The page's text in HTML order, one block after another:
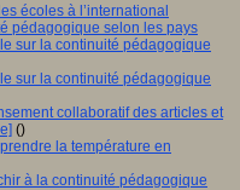
écoles à l’international
pédagogique selon les pays
sur la continuité pédagogique
sur la continuité pédagogique
collaboratif des articles et
()
la température en
à la continuité pédagogique